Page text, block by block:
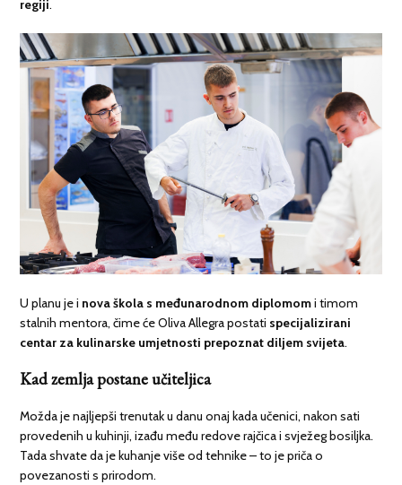
regiji.
U planu je i nova škola s međunarodnom diplomomi timom
stalnih mentora, čime će Oliva Allegra postati specijalizirani
centar za kulinarske umjetnosti prepoznat diljem svijeta.
Kad zemlja postane učiteljica
Možda je najljepši trenutak u danu onaj kada učenici, nakon sati
provedenih u kuhinji, izađu među redove rajčica i svježeg bosiljka.
Tada shvate da je kuhanje više od tehnike – to je priča o
povezanosti s prirodom.